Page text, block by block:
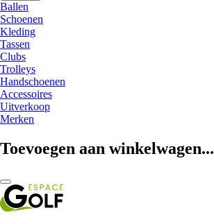
Ballen
Schoenen
Kleding
Tassen
Clubs
Trolleys
Handschoenen
Accessoires
Uitverkoop
Merken
Toevoegen aan winkelwagen...